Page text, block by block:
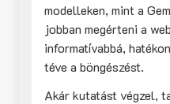
modelleken, mint a
jobban megérteni a
informatívabbá,
téve a böngészést.
Akár kutatást végzel,